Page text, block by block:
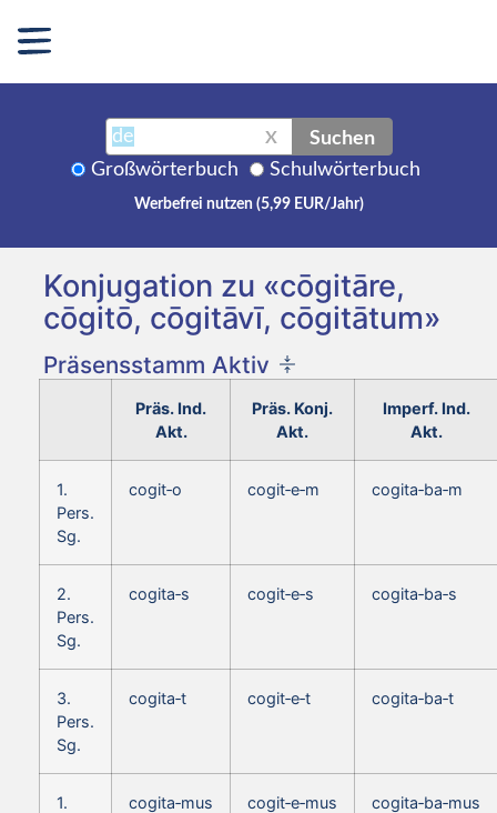
X Suchen
Großwörterbuch Schulwörterbuch
Werbefrei nutzen (5,99 EUR/Jahr)
Konjugation zu «cōgitāre,
cōgitō, cōgitāvī, cōgitātum»
Präsensstamm Aktiv
Präs. Ind.
Akt.
Präs. Konj.
Akt.
Imperf. Ind.
Akt.
1.
Pers.
Sg.
cogit‑o cogit‑e‑m cogita‑ba‑m
2.
Pers.
Sg.
cogita‑s cogit‑e‑s cogita‑ba‑s
3.
Pers.
Sg.
cogita‑t cogit‑e‑t cogita‑ba‑t
1.
cogita‑mus cogit‑e‑mus cogita‑ba‑mus